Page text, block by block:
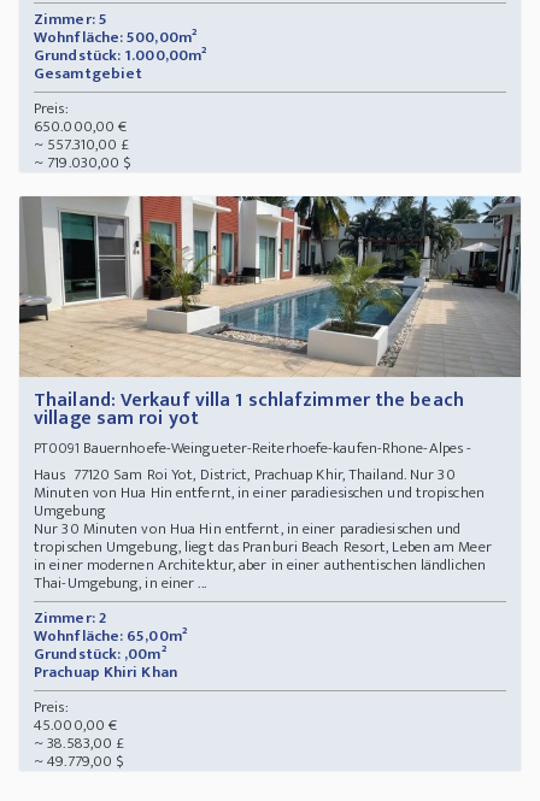
Zimmer: 5
Wohnfläche: 500,00m²
Grundstück: 1.000,00m²
Gesamtgebiet
Preis:
650.000,00 €
~ 557.310,00 £
~ 719.030,00 $
Thailand: Verkauf villa 1 schlafzimmer the beach
village sam roi yot
PT0091 Bauernhoefe-Weingueter-Reiterhoefe-kaufen-Rhone-Alpes -
Haus 77120 Sam Roi Yot, District, Prachuap Khir, Thailand. Nur 30
Minuten von Hua Hin entfernt, in einer paradiesischen und tropischen
Umgebung
Nur 30 Minuten von Hua Hin entfernt, in einer paradiesischen und
tropischen Umgebung, liegt das Pranburi Beach Resort, Leben am Meer
in einer modernen Architektur, aber in einer authentischen ländlichen
Thai-Umgebung, in einer ...
Zimmer: 2
Wohnfläche: 65,00m²
Grundstück: ,00m²
Prachuap Khiri Khan
Preis:
45.000,00 €
~ 38.583,00 £
~ 49.779,00 $